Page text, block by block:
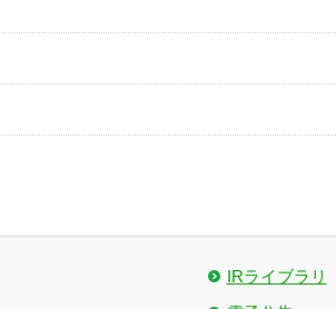
IRライブラリ